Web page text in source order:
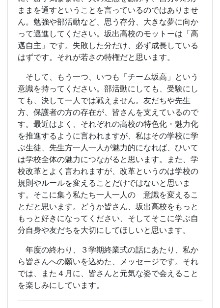
ままを通すということを言っているのではありませ
ん。勉強や部活動など、思う存分、大きな夢に向か
って邁進してください。坂出高校のモットーは「高
邁自主」です。失敗した分だけ、必ず成長している
はずです。それが若さの特権だと思います。
そして、もう一つ、いつも「チーム坂高」という
意識を持ってください。部活動にしても、受験にし
ても、決して一人では戦えません。友だちや先生
方、保護者の方の存在が、皆さんを支えているので
す。最近はよく、それぞれの高校の特色化・魅力化
を推進するように言われますが、私はその学校に学
ぶ生徒、先生方一人一人が魅力的になれば、ひいて
は学校全体の魅力につながると思います。また、学
校改革とよく言われますが、改革というのは学校の
規則やルールを変えることだけではないと思いま
す。そこに集う私たち一人一人の 意識を変えるこ
とだと思います。どうか皆さん、坂出高校をもっと
もっと好きになってください、そしてそこに学ぶ自
分自身や友だちを大切にしてほしいと思います。
年度の終わり、３学期終業式の話にあたり、私か
ら皆さんへの願いを込めた、メッセージです。それ
では、また４月に、皆さんと元気な姿で会えること
を楽しみにしています。